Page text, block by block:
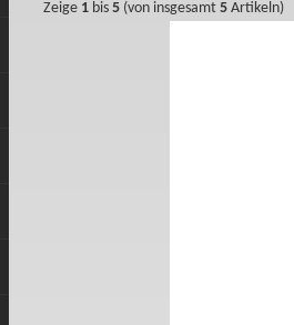
Zeige 1bis 5(von insgesamt 5Artikeln)